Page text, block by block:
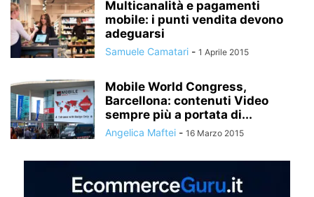
Multicanalità e pagamenti
mobile: i punti vendita devono
adeguarsi
Samuele Camatari - 1 Aprile 2015
Mobile World Congress,
Barcellona: contenuti Video
sempre più a portata di...
Angelica Maftei - 16 Marzo 2015